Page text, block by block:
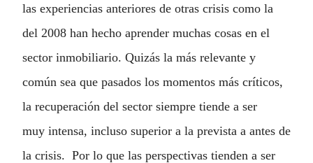
las experiencias anteriores de otras crisis como la
del 2008 han hecho aprender muchas cosas en el
sector inmobiliario. Quizás la más relevante y
común sea que pasados los momentos más críticos,
la recuperación del sector siempre tiende a ser
muy intensa, incluso superior a la prevista a antes de
la crisis. Por lo que las perspectivas tienden a ser